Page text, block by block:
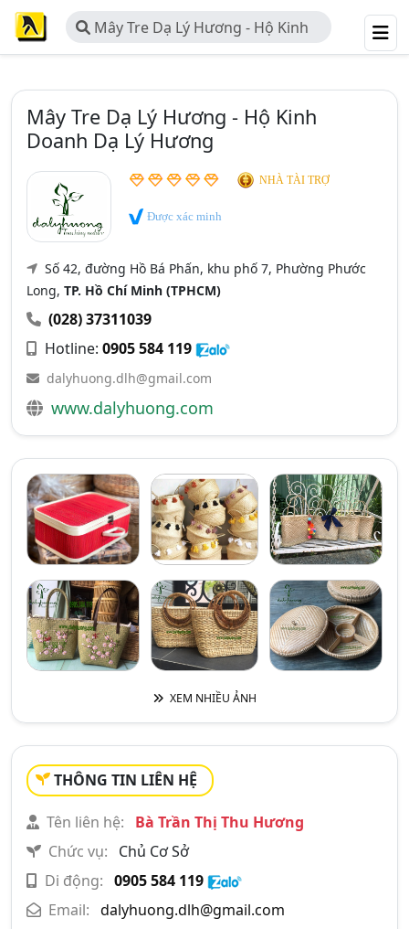
Mây Tre Dạ Lý Hương - Hộ Kinh
Doanh Dạ Lý Hương
Mây Tre Dạ Lý Hương - Hộ Kinh
Doanh Dạ Lý Hương
NHÀ TÀI TRỢ
Được xác minh
Số 42, đường Hồ Bá Phấn, khu phố 7, Phường Phước
Long, TP. Hồ Chí Minh (TPHCM)
(028) 37311039
Hotline: 0905 584 119
dalyhuong.dlh@gmail.com
www.dalyhuong.com
XEM NHIỀU ẢNH
THÔNG TIN LIÊN HỆ
Tên liên hệ:
Bà Trần Thị Thu Hương
Chức vụ:
Chủ Cơ Sở
Di động: 0905 584 119
Email: dalyhuong.dlh@gmail.com